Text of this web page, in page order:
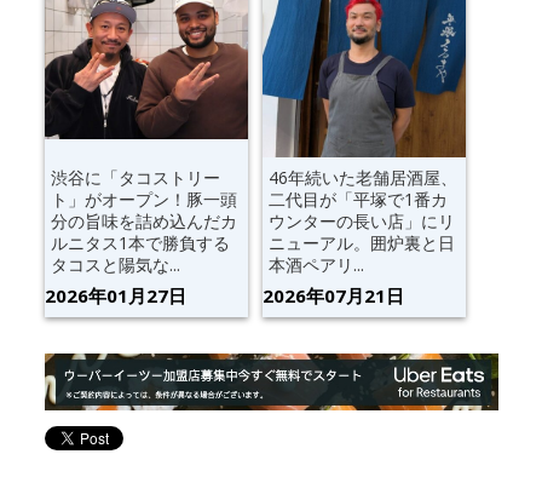
渋谷に「タコストリー
ト」がオープン！豚一頭
分の旨味を詰め込んだカ
ルニタス1本で勝負する
タコスと陽気な...
2026年01月27日
46年続いた老舗居酒屋、
二代目が「平塚で1番カ
ウンターの長い店」にリ
ニューアル。囲炉裏と日
本酒ペアリ...
2026年07月21日